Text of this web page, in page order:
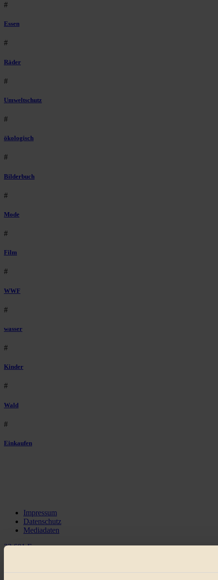
#
Essen
#
Räder
#
Umweltschutz
#
ökologisch
#
Bilderbuch
#
Mode
#
Film
#
WWF
#
wasser
#
Kinder
#
Wald
#
Einkaufen
Impressum
Datenschutz
Mediadaten
22.601 Fans